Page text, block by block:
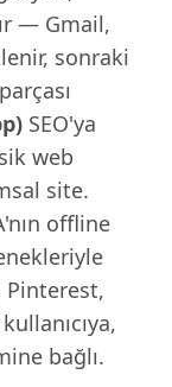
— Gmail,
sonraki
SEO'ya
web
site.
offline
bağlı.